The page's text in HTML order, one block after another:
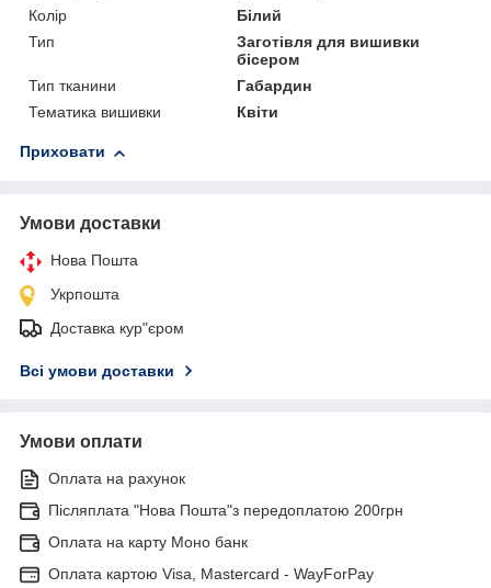
Колір
Білий
Тип
Заготівля для вишивки
бісером
Тип тканини
Габардин
Тематика вишивки
Квіти
Приховати
Умови доставки
Нова Пошта
Укрпошта
Доставка кур"єром
Всі умови доставки
Умови оплати
Оплата на рахунок
Післяплата "Нова Пошта"з передоплатою 200грн
Оплата на карту Моно банк
Оплата картою Visa, Mastercard - WayForPay